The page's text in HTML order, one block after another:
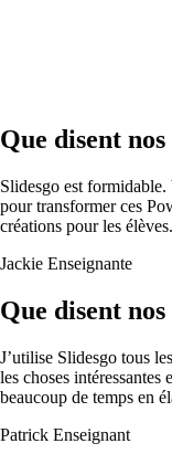
Que disent
Slidesgo est
pour transformer ces
créations pour les élèves.
Jackie Enseignante
Que disent
J’utilise Slidesgo tous
les choses intéressantes
beaucoup de temps en
Patrick Enseignant